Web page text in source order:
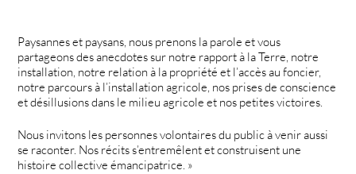
Paysannes et paysans, nous prenons la parole et vous
partageons des anecdotes sur notre rapport à la Terre, notre
installation, notre relation à la propriété et l’accès au foncier,
notre parcours à l’installation agricole, nos prises de conscience
et désillusions dans le milieu agricole et nos petites victoires.
Nous invitons les personnes volontaires du public à venir aussi
se raconter. Nos récits s’entremêlent et construisent une
histoire collective émancipatrice. »